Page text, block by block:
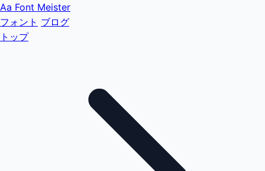
Aa Font Meister
フォント ブログ
トップ